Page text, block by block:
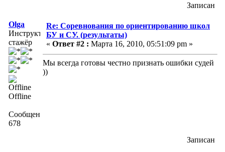
Записан
Olga
Инструктор-
стажёр
Offline
Сообщений:
678
Re: Соревнования по ориентированию школ
БУ и СУ. (результаты)
« Ответ #2 : Марта 16, 2010, 05:51:09 pm »
Мы всегда готовы честно признать ошибки судей
))
Записан